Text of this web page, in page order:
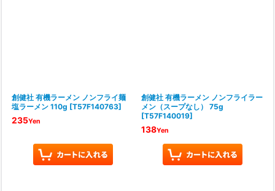
創健社 有機ラーメン ノンフライ麺
塩ラーメン 110g [T57F140763]
235Yen
創健社 有機ラーメン ノンフライラー
メン（スープなし） 75g
[T57F140019]
138Yen